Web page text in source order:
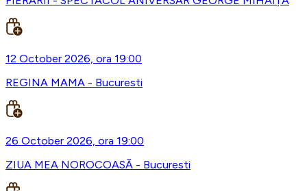
12 October 2026, ora 19:00
REGINA MAMA - Bucuresti
26 October 2026, ora 19:00
ZIUA MEA NOROCOASĂ - Bucuresti